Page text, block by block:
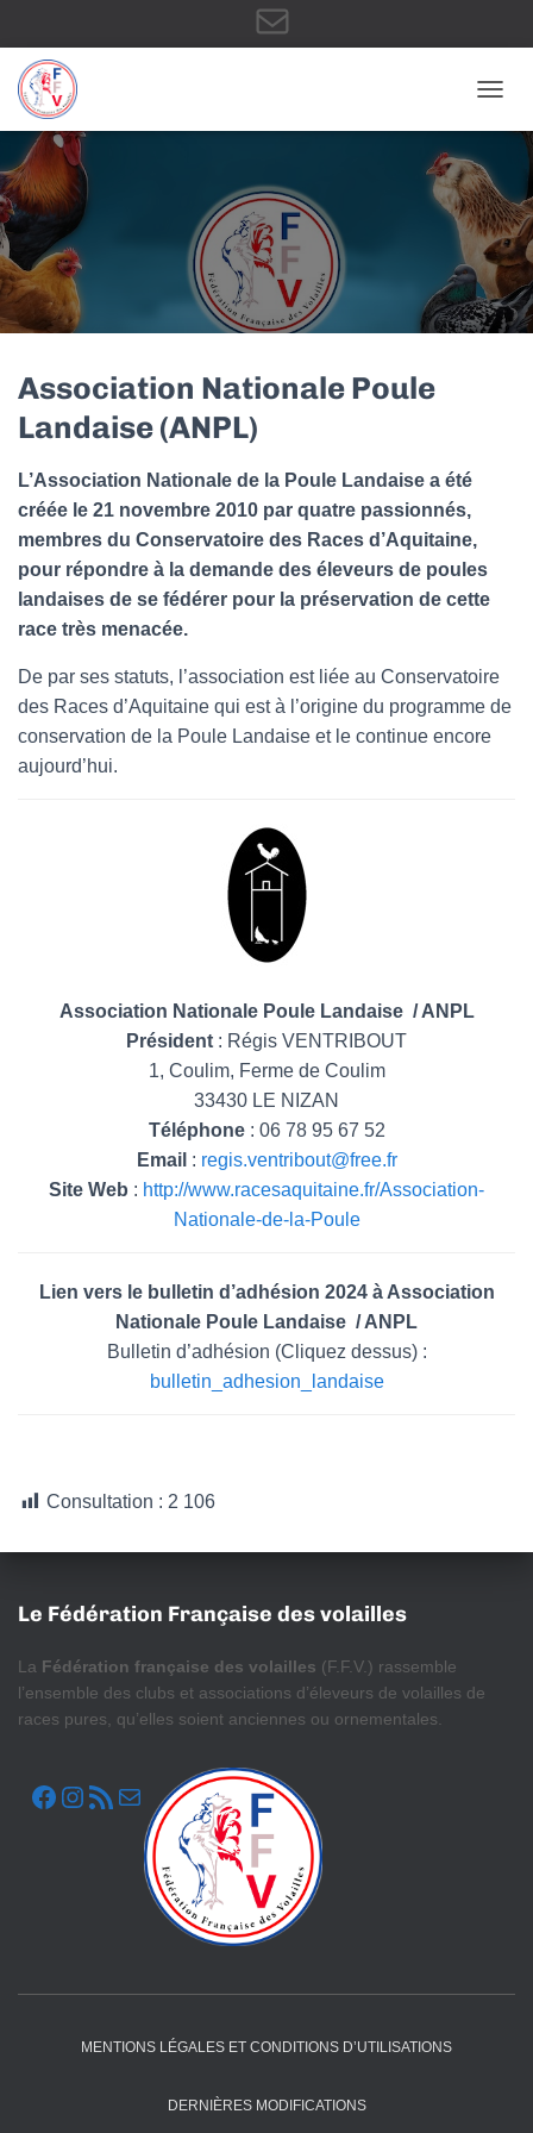
-
m
a
i
l
Association Nationale Poule
Landaise (ANPL)
L’Association Nationale de la Poule Landaise a été
créée le 21 novembre 2010 par quatre passionnés,
membres du Conservatoire des Races d’Aquitaine,
pour répondre à la demande des éleveurs de poules
landaises de se fédérer pour la préservation de cette
race très menacée.
De par ses statuts, l’association est liée au Conservatoire
des Races d’Aquitaine qui est à l’origine du programme de
conservation de la Poule Landaise et le continue encore
aujourd’hui.
Association Nationale Poule Landaise / ANPL
Président : Régis VENTRIBOUT
1, Coulim, Ferme de Coulim
33430 LE NIZAN
Téléphone: 06 78 95 67 52
Email : regis.ventribout@free.fr
Site Web : http://www.racesaquitaine.fr/Association-
Nationale-de-la-Poule
Lien vers le bulletin d’adhésion 2024 à Association
Nationale Poule Landaise / ANPL
Bulletin d’adhésion (Cliquez dessus) :
bulletin_adhesion_landaise
Consultation : 2 106
Le Fédération Française des volailles
La Fédération française des volailles (F.F.V.) rassemble
l’ensemble des clubs et associations d’éleveurs de volailles de
races pures, qu’elles soient anciennes ou ornementales.
FACEBOOK INSTAGRAM FLUX RSS
MENTIONS LÉGALES ET CONDITIONS D’UTILISATIONS
DERNIÈRES MODIFICATIONS